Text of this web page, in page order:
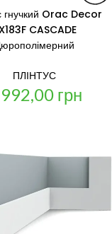
гнучкий Orac Decor
CASCADE
ПЛІНТУС
грн